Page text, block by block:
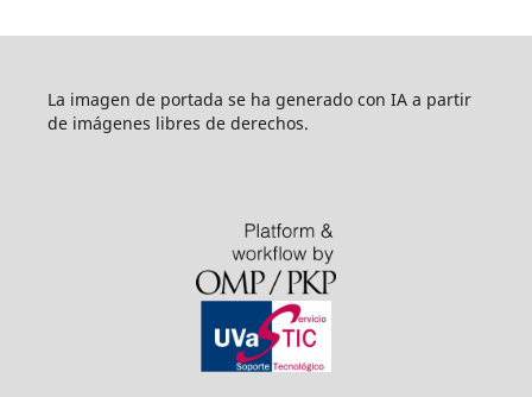
La imagen de portada se ha generado con IA a partir
de imágenes libres de derechos.